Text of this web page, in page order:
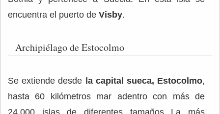
encuentra el puerto de Visby.
Archipiélago de Estocolmo
Se extiende desde la capital sueca, Estocolmo,
hasta 60 kilómetros mar adentro con más de
24.000 islas de diferentes tamaños La más